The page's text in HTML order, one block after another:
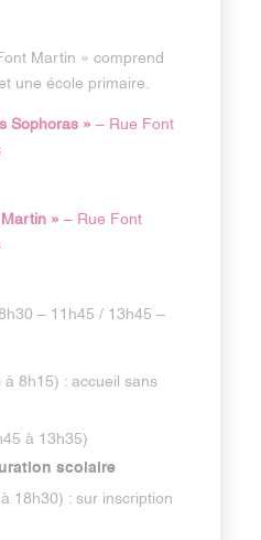
Martin » comprend
une école primaire.
Sophoras » – Rue Font
Martin » – Rue Font
– 11h45 / 13h45 –
à 8h15) : accueil sans
à 13h35)
scolaire
18h30) : sur inscription